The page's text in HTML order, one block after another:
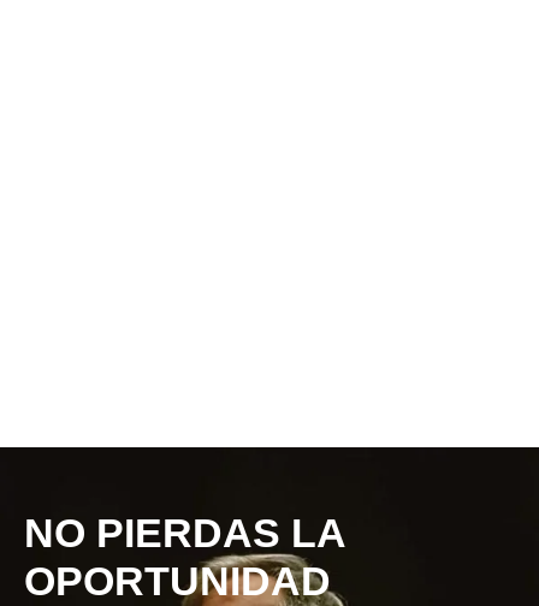
NO PIERDAS LA
OPORTUNIDAD